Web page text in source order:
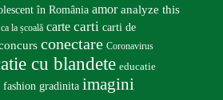
în România amor analyze this
ca la școală carte carti carti de
conectare Coronavirus
cu blandete educatie
fashion gradinita imagini